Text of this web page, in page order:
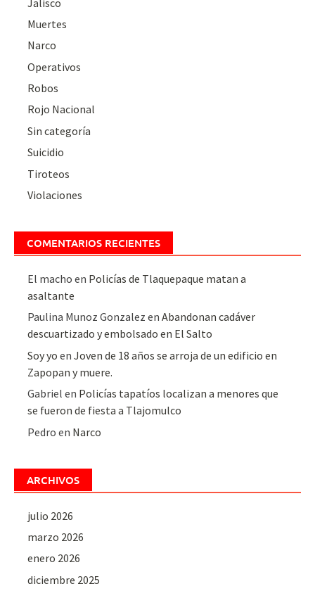
Muertes
Narco
Operativos
Robos
Rojo Nacional
Sin categoría
Suicidio
Tiroteos
Violaciones
COMENTARIOS RECIENTES
El macho en Policías de Tlaquepaque matan a
asaltante
Paulina Munoz Gonzalez enAbandonan cadáver
descuartizado y embolsado en El Salto
Soy yo enJoven de 18 años se arroja de un edificio en
Zapopan y muere.
Gabriel en Policías tapatíos localizan a menores que
se fueron de fiesta a Tlajomulco
Pedro en Narco
ARCHIVOS
julio 2026
marzo 2026
enero 2026
diciembre 2025